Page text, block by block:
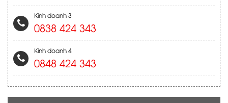
Kinh doanh 3
0838 424 343
Kinh doanh 4
0848 424 343